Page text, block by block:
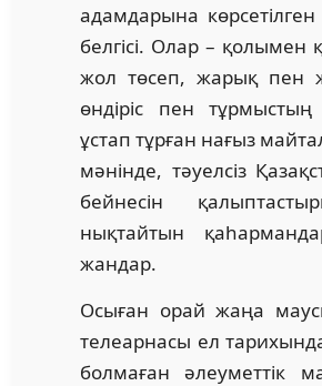
адамдарына
белгісі. Олар – қолымен
жол төсеп, жарық пен
өндіріс пен
ұстап тұрған нағыз
мәнінде, тәуелсіз
бейнесін
нықтайтын
жандар.
Осыған орай жаңа
телеарнасы ел
болмаған әлеуметтік